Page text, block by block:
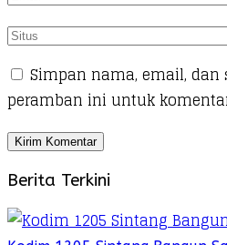
Simpan nama, email, dan
peramban ini untuk
Berita Terkini